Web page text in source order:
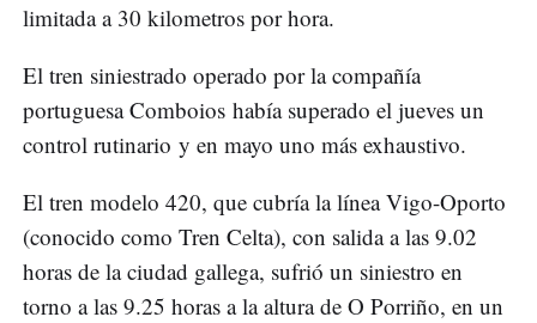
limitada a 30 kilometros por hora.
El tren siniestrado operado por la compañía
portuguesa Comboios había superado el jueves un
control rutinario y en mayo uno más exhaustivo.
El tren modelo 420, que cubría la línea Vigo-Oporto
(conocido como Tren Celta), con salida a las 9.02
horas de la ciudad gallega, sufrió un siniestro en
torno a las 9.25 horas a la altura de O Porriño, en un